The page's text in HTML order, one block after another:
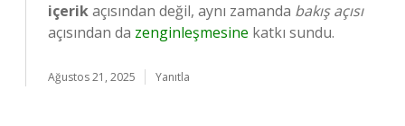
içerikaçısından değil, aynı zamanda bakış açısı
açısından da zenginleşmesine katkı sundu.
Ağustos 21, 2025 Yanıtla